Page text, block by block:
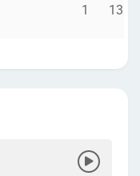
1 13